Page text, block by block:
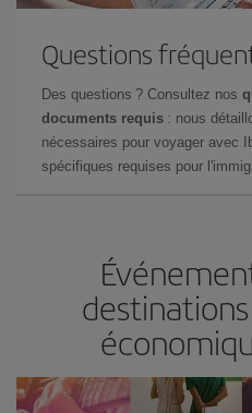
Questions
Des questions ? Consultez nos
documents requis : nous
nécessaires pour voyager avec
spécifiques requises pour